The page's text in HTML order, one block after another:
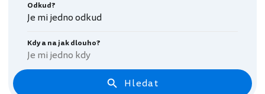
Odkud?
Je mi jedno odkud
Kdy a na jak dlouho?
Je mi jedno kdy
Hledat